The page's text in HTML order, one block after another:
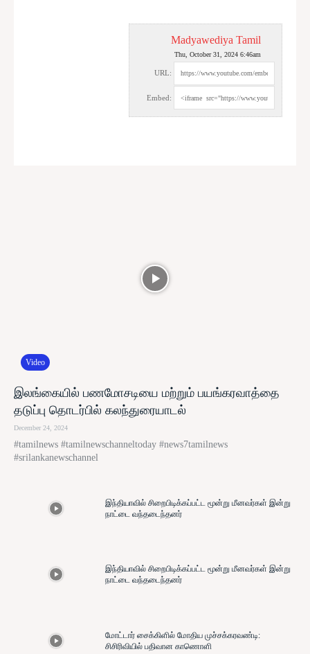
Madyawediya Tamil
Thu, October 31, 2024 6:46am
URL:
Embed:
Video
இலங்கையில் பணமோசடியை மற்றும் பயங்கரவாத்தை
தடுப்பு தொடர்பில் கலந்துரையாடல்
December 24, 2024
#tamilnews #tamilnewschanneltoday #news7tamilnews
#srilankanewschannel
இந்தியாவில் சிறைபிடிக்கப்பட்ட மூன்று மீனவர்கள் இன்று
நாட்டை வந்தடைந்தனர்
இந்தியாவில் சிறைபிடிக்கப்பட்ட மூன்று மீனவர்கள் இன்று
நாட்டை வந்தடைந்தனர்
மோட்டார் சைக்கிளில் மோதிய முச்சக்கரவண்டி:
சிசிரிவியில் பதிவான காணொளி